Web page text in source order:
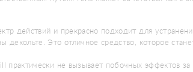
действий и прекрасно подходит для
декольте. Это отличное средство, которое
практически не вызывает побочных эффектов